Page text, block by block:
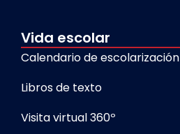
Vida escolar
Calendario de escolarización
Libros de texto
Visita virtual 360º